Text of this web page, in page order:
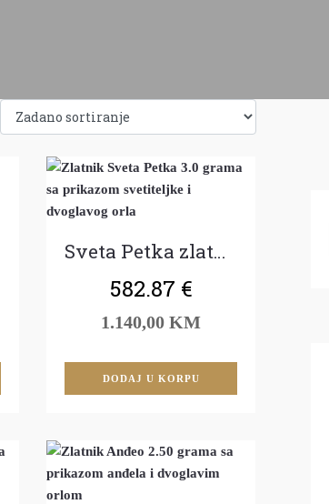
Sveta Petka zlatnik
582.87 €
1.140,00 KM
DODAJ U KORPU